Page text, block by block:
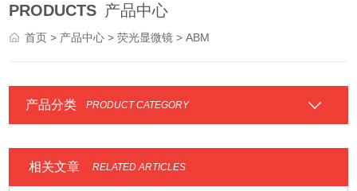
PRODUCTS 产品中心
首页 > 产品中心 >荧光显微镜 > ABM
产品分类 PRODUCT CATEGORY
相关文章 RELATED ARTICLES